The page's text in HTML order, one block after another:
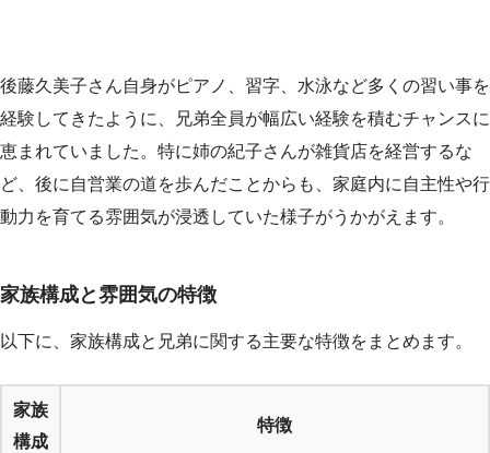
後藤久美子さん自身がピアノ、習字、水泳など多くの習い事を
経験してきたように、兄弟全員が幅広い経験を積むチャンスに
恵まれていました。特に姉の紀子さんが雑貨店を経営するな
ど、後に自営業の道を歩んだことからも、家庭内に自主性や行
動力を育てる雰囲気が浸透していた様子がうかがえます。
家族構成と雰囲気の特徴
以下に、家族構成と兄弟に関する主要な特徴をまとめます。
家族
構成
特徴